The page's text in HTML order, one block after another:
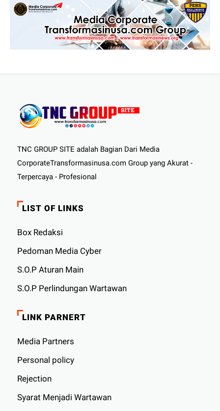
TNC GROUP SITE adalah Bagian Dari Media
CorporateTransformasinusa.com Group yang Akurat -
Terpercaya - Profesional
LIST OF LINKS
Box Redaksi
Pedoman Media Cyber
S.O.P Aturan Main
S.O.P Perlindungan Wartawan
LINK PARNERT
Media Partners
Personal policy
Rejection
Syarat Menjadi Wartawan